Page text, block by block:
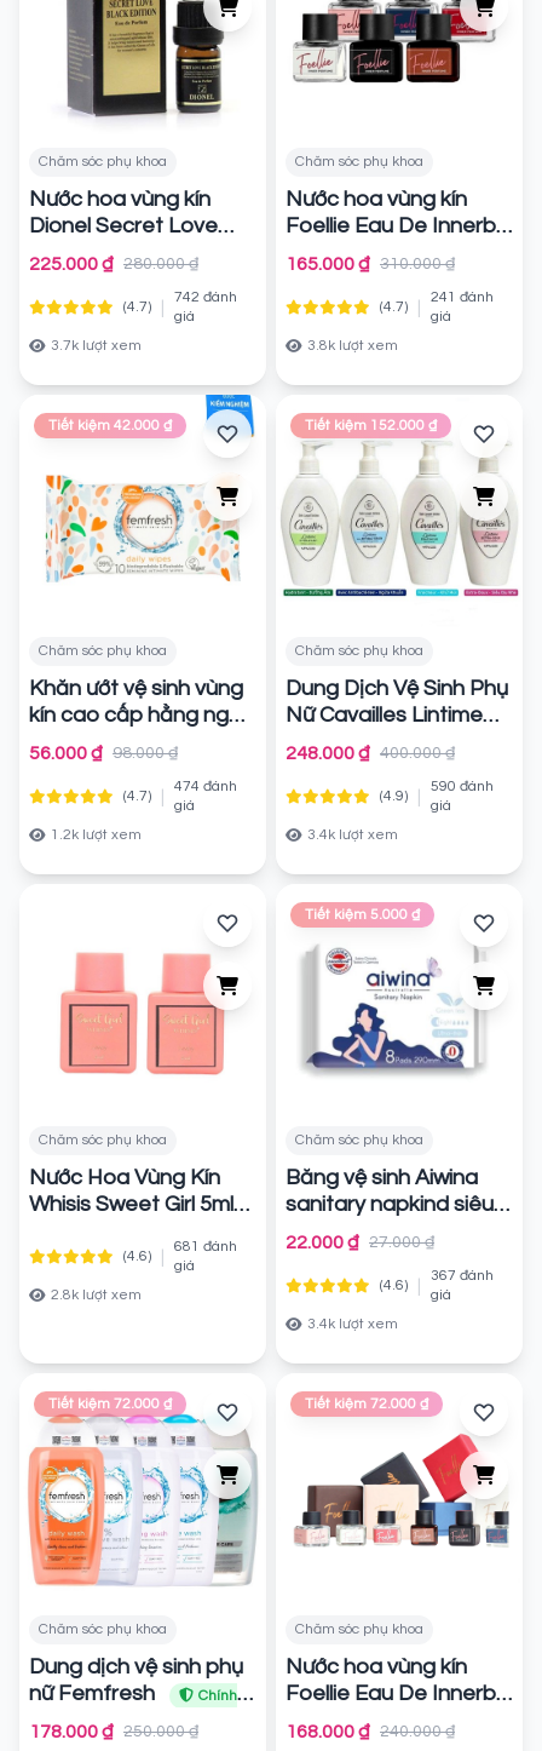
Chăm sóc phụ khoa
Nước hoa vùng kín
Dionel Secret Love
(5ml)
Chính hãng
225.000 ₫ 280.000 ₫
(4.7)
742 đánh
giá
3.7k lượt xem
Chăm sóc phụ khoa
Nước hoa vùng kín
Foellie Eau De Innerb
Perfume
Chính hãng
165.000 ₫ 310.000 ₫
(4.7)
241 đánh
giá
3.8k lượt xem
Tiết kiệm 42.000 ₫
Chăm sóc phụ khoa
Khăn ướt vệ sinh vùng
kín cao cấp hằng ngày
Femfresh Intimate
Skincare Daily Wipes
10 tờ
Chính hãng
56.000 ₫ 98.000 ₫
(4.7)
474 đánh
giá
1.2k lượt xem
Tiết kiệm 152.000 ₫
Chăm sóc phụ khoa
Dung Dịch Vệ Sinh Phụ
Nữ Cavailles Lintime
250ml
Chính hãng
248.000 ₫ 400.000 ₫
(4.9)
590 đánh
giá
3.4k lượt xem
Chăm sóc phụ khoa
Nước Hoa Vùng Kín
Whisis Sweet Girl 5ml
(4.6)
681 đánh
giá
2.8k lượt xem
Tiết kiệm 5.000 ₫
Chăm sóc phụ khoa
Băng vệ sinh Aiwina
sanitary napkind siêu
mỏng ngày và đêm
22.000 ₫ 27.000 ₫
(4.6)
367 đánh
giá
3.4k lượt xem
Tiết kiệm 72.000 ₫
Chăm sóc phụ khoa
Dung dịch vệ sinh phụ
nữ Femfresh
Chính
hãng
178.000 ₫ 250.000 ₫
Tiết kiệm 72.000 ₫
Chăm sóc phụ khoa
Nước hoa vùng kín
Foellie Eau De Innerb
Perfume 5ml
168.000 ₫ 240.000 ₫